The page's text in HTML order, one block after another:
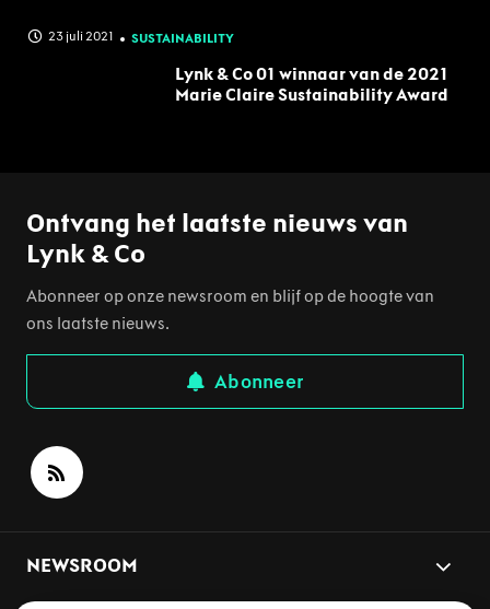
23 juli 2021 SUSTAINABILITY
Lynk & Co 01 winnaar van de 2021
Marie Claire Sustainability Award
Ontvang het laatste nieuws van
Lynk & Co
Abonneer op onze newsroom en blijf op de hoogte van
ons laatste nieuws.
Abonneer
NEWSROOM